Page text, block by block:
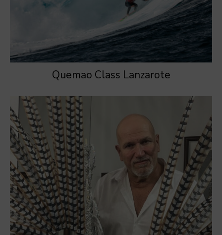
Quemao Class Lanzarote